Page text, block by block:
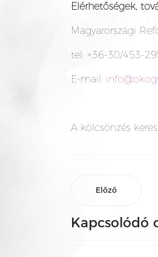
Elérhetőségek,
Magyarországi
tel: +36-30/453-
E-mail:
A kölcsönzés
Előző
Kapcsolódó